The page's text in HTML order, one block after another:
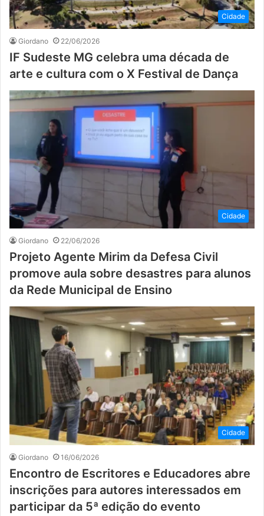
Cidade
Giordano 22/06/2026
IF Sudeste MG celebra uma década de
arte e cultura com o X Festival de Dança
Cidade
Giordano 22/06/2026
Projeto Agente Mirim da Defesa Civil
promove aula sobre desastres para alunos
da Rede Municipal de Ensino
Cidade
Giordano 16/06/2026
Encontro de Escritores e Educadores abre
inscrições para autores interessados em
participar da 5ª edição do evento